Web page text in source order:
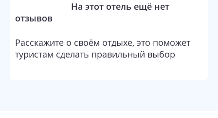
На этот отель ещё нет
отзывов
Расскажите о своём отдыхе, это поможет
туристам сделать правильный выбор